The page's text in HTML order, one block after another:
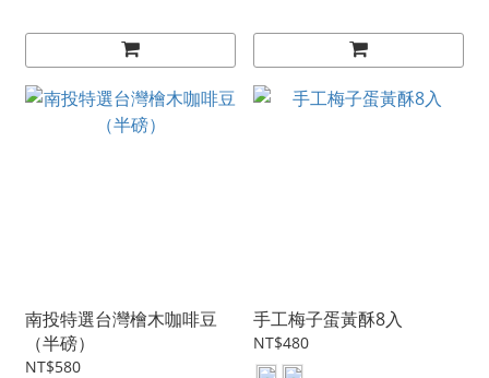
南投特選台灣檜木咖啡豆
（半磅）
NT$580
手工梅子蛋黃酥8入
NT$480